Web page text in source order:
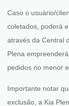
Caso o usuário/
coletados, poderá
através da Central
Plena
pedidos no menor
Importante notar
exclusão, a Kia